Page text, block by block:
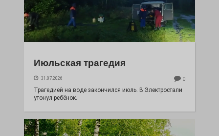
Июльская трагедия
31.07.2026 0
Трагедией на воде закончился июль. В Электростали
утонул ребёнок.